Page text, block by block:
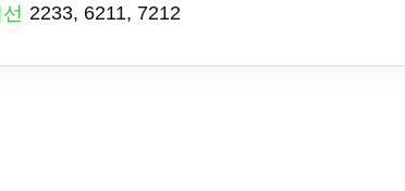
2233, 6211, 7212